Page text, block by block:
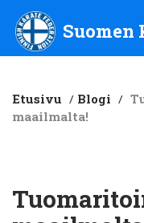
Suomen
Etusivu / Blogi /
maailmalta!